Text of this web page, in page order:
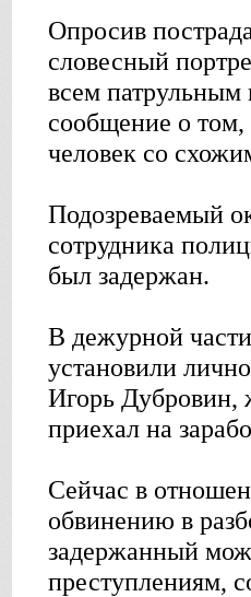
Опросив
словесный
всем патрульным
сообщение о
человек со
Подозреваемый
сотрудника
был задержан.
В дежурной
установили
Игорь Дубровин,
приехал на
Сейчас в
обвинению в
задержанный
преступлениям,